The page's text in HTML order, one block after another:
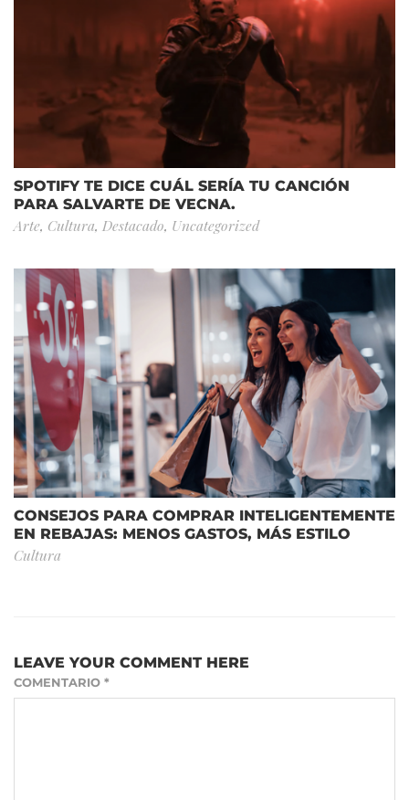
SPOTIFY TE DICE CUÁL SERÍA TU CANCIÓN
PARA SALVARTE DE VECNA.
Arte, Cultura, Destacado, Uncategorized
CONSEJOS PARA COMPRAR INTELIGENTEMENTE
EN REBAJAS: MENOS GASTOS, MÁS ESTILO
Cultura
LEAVE YOUR COMMENT HERE
COMENTARIO *